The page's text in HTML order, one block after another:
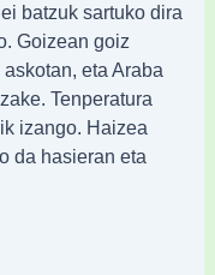
batzuk sartuko dira
Goizean goiz
eta Araba
Tenperatura
izango. Haizea
da hasieran eta